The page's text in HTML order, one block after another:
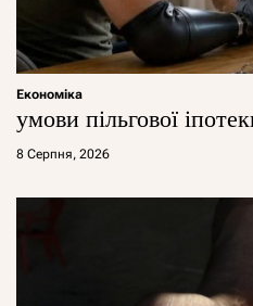
Економіка
умови пільгової
8 Серпня, 2026